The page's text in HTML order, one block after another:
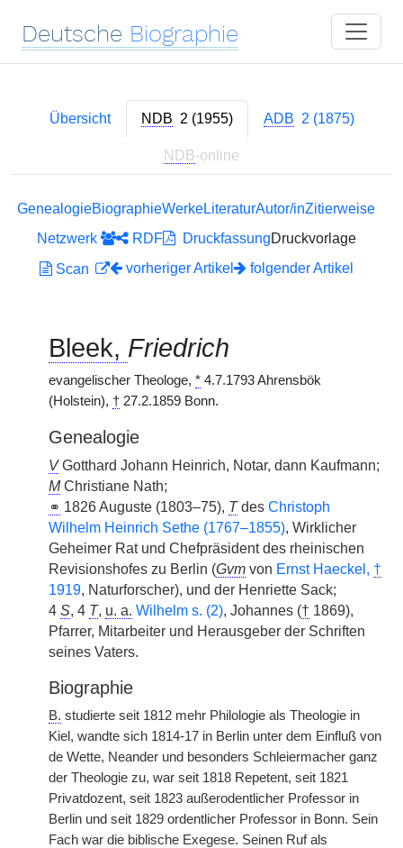
Deutsche Biographie
Übersicht NDB 2 (1955) ADB 2 (1875)
NDB-online
GenealogieBiographieWerkeLiteraturAutor/inZitierweise
Netzwerk
RDF DruckfassungDruckvorlage
Scan
vorheriger Artikel folgender Artikel
Bleek, Friedrich
evangelischer Theologe, * 4.7.1793 Ahrensbök
(Holstein), † 27.2.1859 Bonn.
Genealogie
VGotthard Johann Heinrich, Notar, dann Kaufmann;
MChristiane Nath;
⚭ 1826 Auguste (1803–75), Tdes Christoph
Wilhelm Heinrich Sethe (1767–1855), Wirklicher
Geheimer Rat und Chefpräsident des rheinischen
Revisionshofes zu Berlin (Gvm von Ernst Haeckel, †
1919, Naturforscher), und der Henriette Sack;
4 S, 4 T, u. a. Wilhelm s. (2), Johannes († 1869),
Pfarrer, Mitarbeiter und Herausgeber der Schriften
seines Vaters.
Biographie
B. studierte seit 1812 mehr Philologie als Theologie in
Kiel, wandte sich 1814-17 in Berlin unter dem Einfluß von
de Wette, Neander und besonders Schleiermacher ganz
der Theologie zu, war seit 1818 Repetent, seit 1821
Privatdozent, seit 1823 außerodentlicher Professor in
Berlin und seit 1829 ordentlicher Professor in Bonn. Sein
Fach war die biblische Exegese. Seinen Ruf als